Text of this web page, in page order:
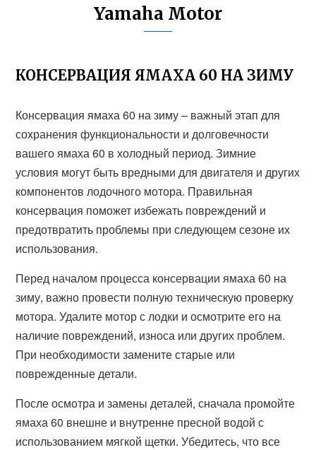
Yamaha Motor
КОНСЕРВАЦИЯ ЯМАХА 60 НА ЗИМУ
Консервация ямаха 60 на зиму – важный этап для
сохранения функциональности и долговечности
вашего ямаха 60 в холодный период. Зимние
условия могут быть вредными для двигателя и других
компонентов лодочного мотора. Правильная
консервация поможет избежать повреждений и
предотвратить проблемы при следующем сезоне их
использования.
Перед началом процесса консервации ямаха 60 на
зиму, важно провести полную техническую проверку
мотора. Удалите мотор с лодки и осмотрите его на
наличие повреждений, износа или других проблем.
При необходимости замените старые или
поврежденные детали.
После осмотра и замены деталей, сначала промойте
ямаха 60 внешне и внутренне пресной водой с
использованием мягкой щетки. Убедитесь, что все